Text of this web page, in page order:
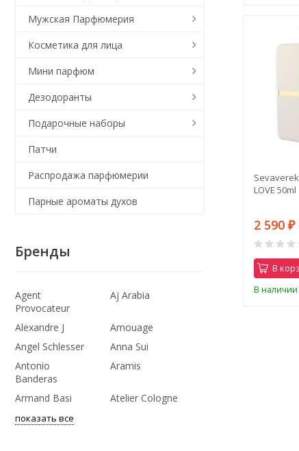
Sevaverek
LOVE 50ml
2 590 ₽
В
В наличии
Мужская Парфюмерия
Косметика для лица
Мини парфюм
Дезодоранты
Подарочные наборы
Патчи
Распродажа парфюмерии
Парные ароматы духов
Бренды
Agent
Provocateur
Aj Arabia
Alexandre J
Amouage
Angel Schlesser
Anna Sui
Antonio
Banderas
Aramis
Armand Basi Atelier Cologne
показать все